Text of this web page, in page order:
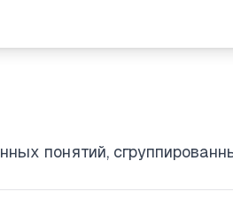
понятий,